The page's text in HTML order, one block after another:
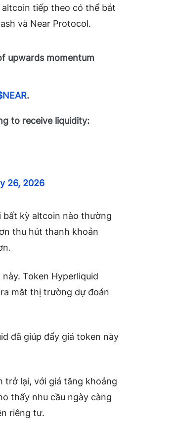
tiếp theo có thể bắt
và Near Protocol.
upwards momentum
.
to receive liquidity:
26, 2026
bất kỳ altcoin nào thường
thu hút thanh khoản
Token Hyperliquid
ra mắt thị trường dự đoán
đã giúp đẩy giá token này
trở lại, với giá tăng khoảng
thấy nhu cầu ngày càng
riêng tư.